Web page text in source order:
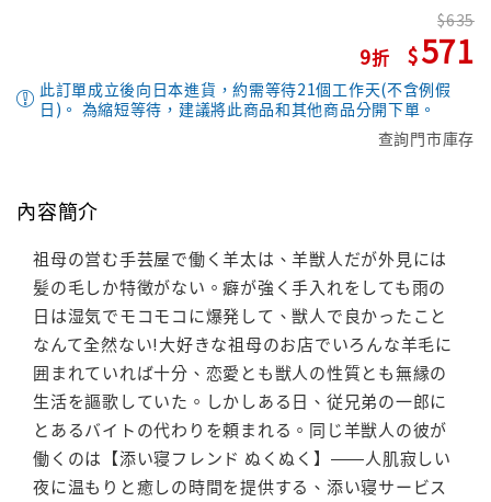
9
635
571
此訂單成立後向日本進貨，約需等待21個工作天(不含例假
日)。 為縮短等待，建議將此商品和其他商品分開下單。
查詢門市庫存
內容簡介
祖母の営む手芸屋で働く羊太は、羊獣人だが外見には
髪の毛しか特徴がない。癖が強く手入れをしても雨の
日は湿気でモコモコに爆発して、獣人で良かったこと
なんて全然ない!大好きな祖母のお店でいろんな羊毛に
囲まれていれば十分、恋愛とも獣人の性質とも無縁の
生活を謳歌していた。しかしある日、従兄弟の一郎に
とあるバイトの代わりを頼まれる。同じ羊獣人の彼が
働くのは【添い寝フレンド ぬくぬく】――人肌寂しい
夜に温もりと癒しの時間を提供する、添い寝サービス